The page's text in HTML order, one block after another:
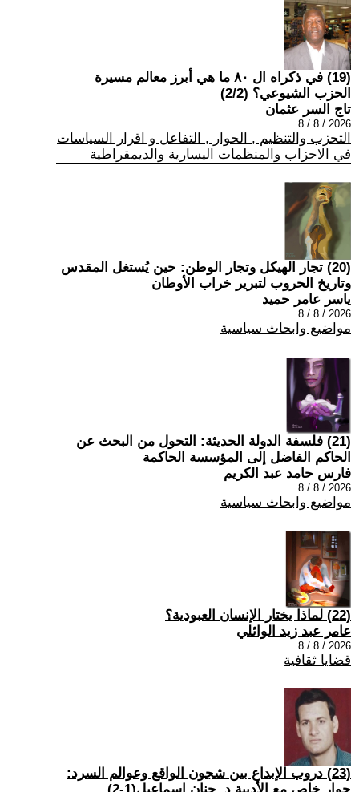
(19) في ذكراه ال ٨٠ ما هي أبرز معالم مسيرة
الحزب الشيوعي؟ (2/2)
تاج السر عثمان
2026 / 8 / 8
التحزب والتنظيم , الحوار , التفاعل و اقرار السياسات
في الاحزاب والمنظمات اليسارية والديمقراطية
(20) تجار الهيكل وتجار الوطن: حين يُستغل المقدس
وتاريخ الحروب لتبرير خراب الأوطان
ياسر عامر حميد
2026 / 8 / 8
مواضيع وابحاث سياسية
(21) فلسفة الدولة الحديثة: التحول من البحث عن
الحاكم الفاضل إلى المؤسسة الحاكمة
فارس حامد عبد الكريم
2026 / 8 / 8
مواضيع وابحاث سياسية
(22) لماذا يختار الإنسان العبودية؟
عامر عبد زيد الوائلي
2026 / 8 / 8
قضايا ثقافية
(23) دروب الإبداع بين شجون الواقع وعوالم السرد: